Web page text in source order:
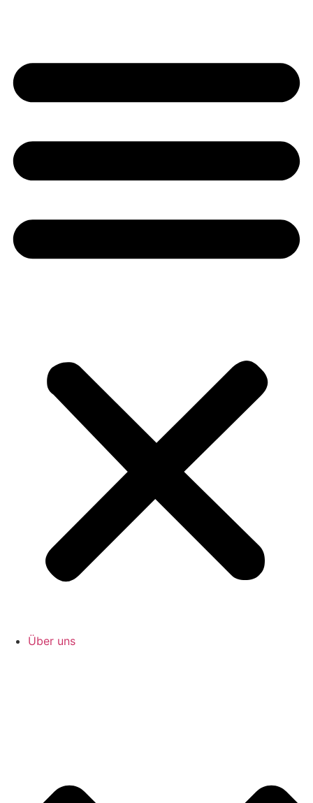
Über uns